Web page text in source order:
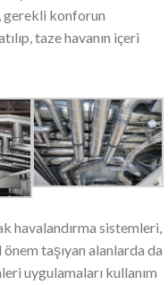
gerekli konforun
taze havanın içeri
havalandırma sistemleri,
taşıyan alanlarda da
uygulamaları kullanım